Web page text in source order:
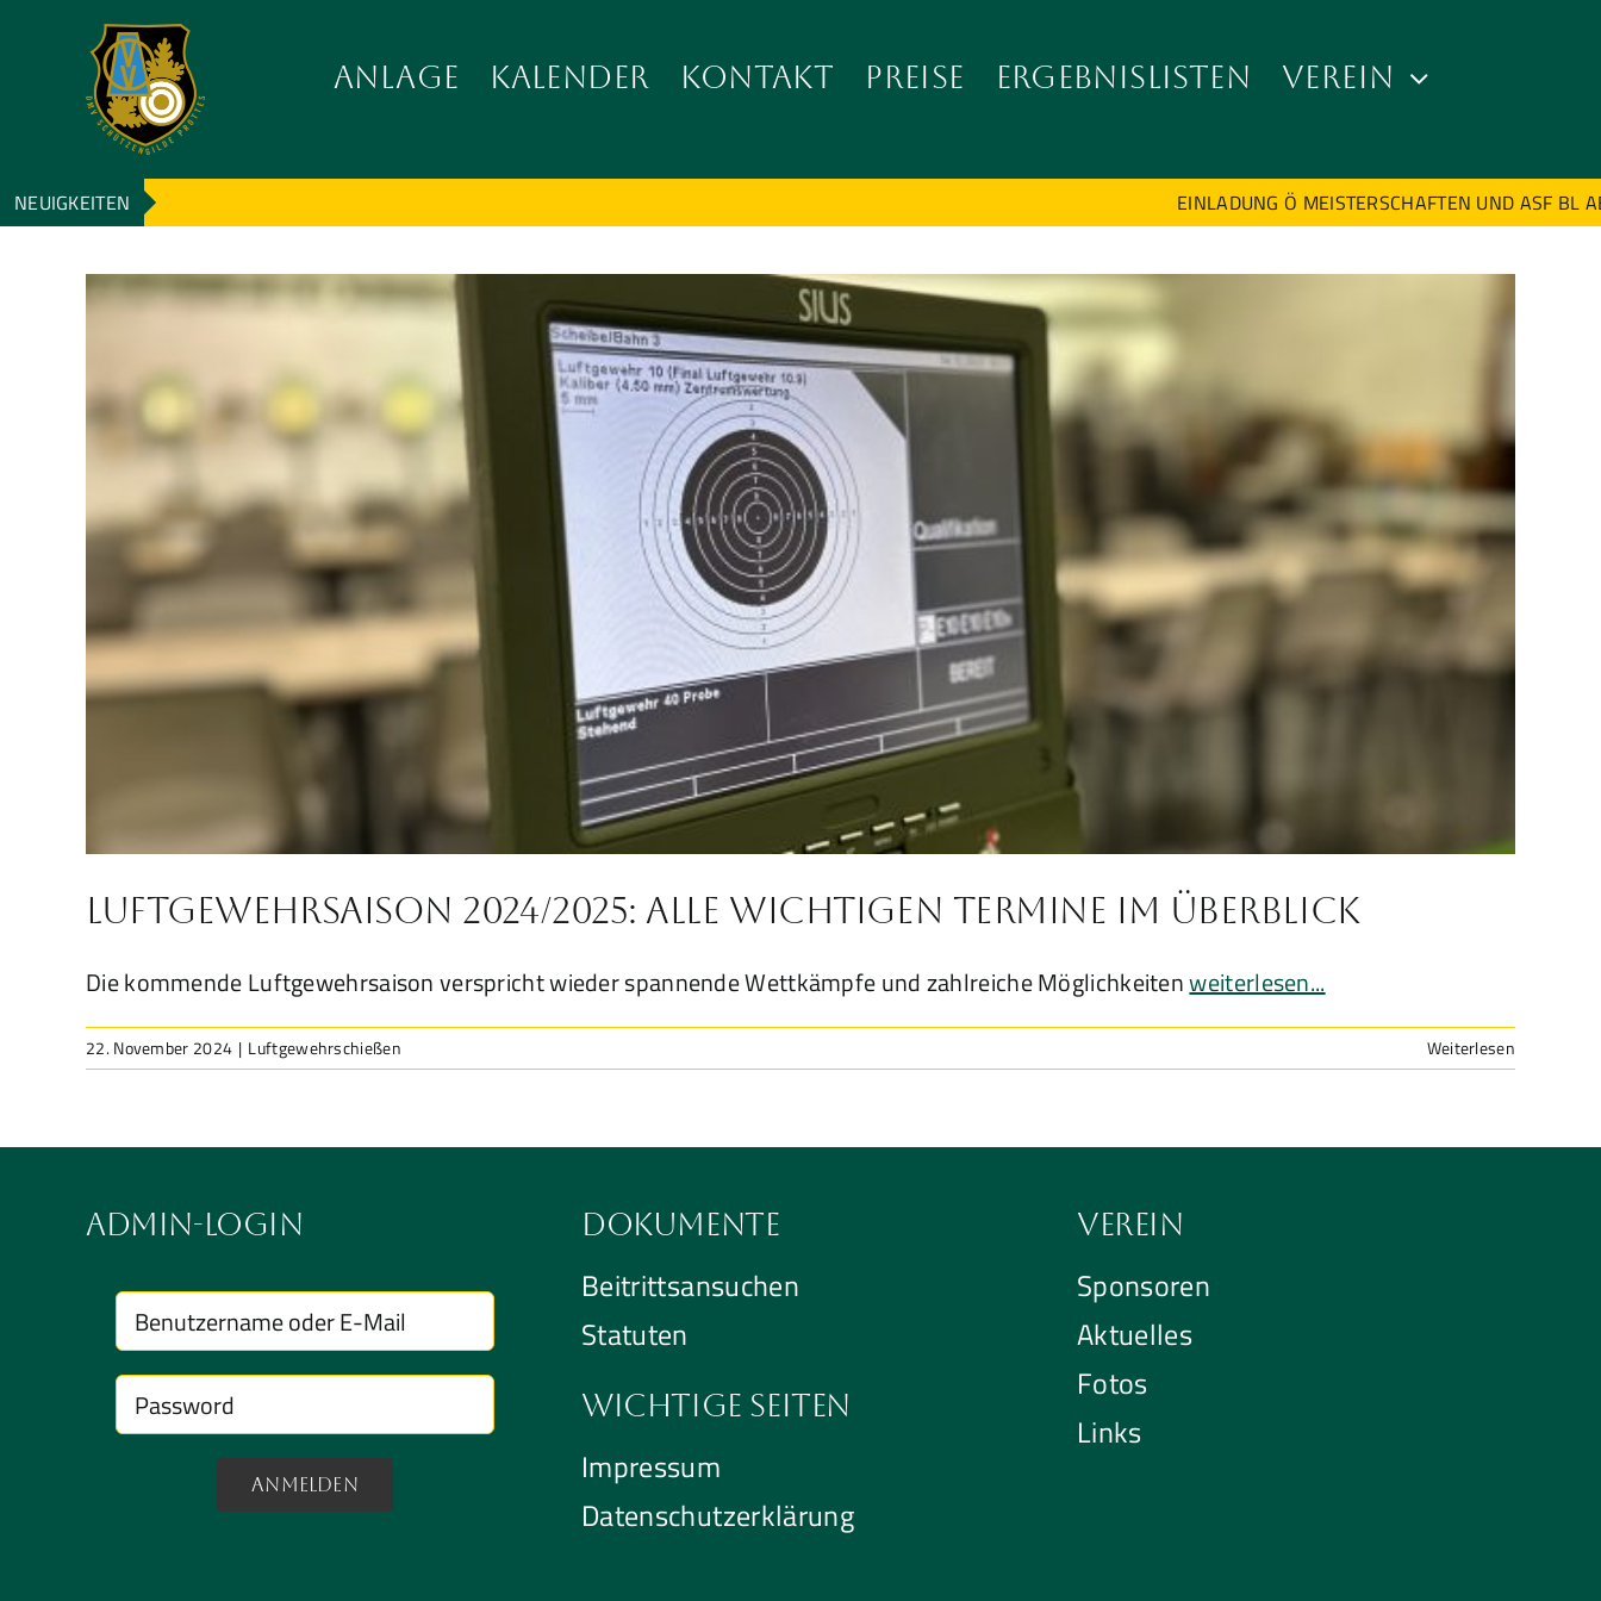
wechseln
ANLAGE KALENDER KONTAKT PREISE ERGEBNISLISTEN VEREIN
NEUIGKEITEN EINLADUNG Ö MEISTERSCHAFTEN UND ASF BL ABB
Luftgewehrsaison 2024/2025: Alle wichtigen Termine im Überblick
Die kommende Luftgewehrsaison verspricht wieder spannende Wettkämpfe und zahlreiche Möglichkeitenweiterlesen...
22. November 2024 | Luftgewehrschießen Weiterlesen
Admin-Login
Anmelden
Dokumente
Beitrittsansuchen
Statuten
Wichtige Seiten
Impressum
Datenschutzerklärung
Verein
Sponsoren
Aktuelles
Fotos
Links